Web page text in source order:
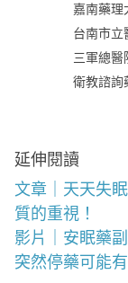
嘉南藥理
台南市立
三軍總醫
衛教諮詢
延伸閱讀
文章｜天天失
質的重視！
影片｜安眠藥
突然停藥可能